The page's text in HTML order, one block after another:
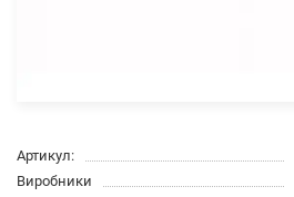
Артикул:
Виробники